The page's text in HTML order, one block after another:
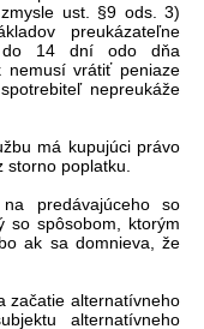
ust. §9 ods. 3)
preukázateľne
do 14 dní odo dňa
nemusí vrátiť peniaze
nepreukáže
má kupujúci právo
poplatku.
predávajúceho so
so spôsobom, ktorým
ak sa domnieva, že
začatie alternatívneho
alternatívneho